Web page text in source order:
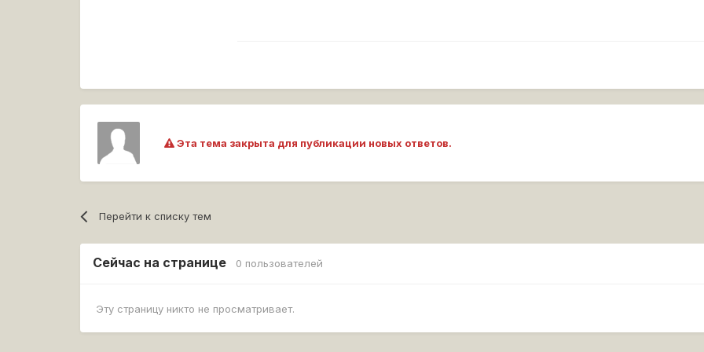
Эта тема закрыта для публикации новых ответов.
Перейти к списку тем
Сейчас на странице 0 пользователей
Эту страницу никто не просматривает.